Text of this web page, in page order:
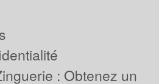
: Obtenez un